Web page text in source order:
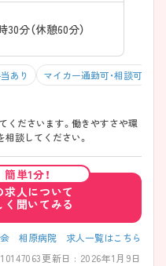
分（休憩60分）
あり マイカー通勤可・相談可
くださいます。働きやすさや環
談してください。
簡単1分！
求人について
く聞いてみる
会 相原病院 求人一覧はこちら
更新日 : 2026年1月9日